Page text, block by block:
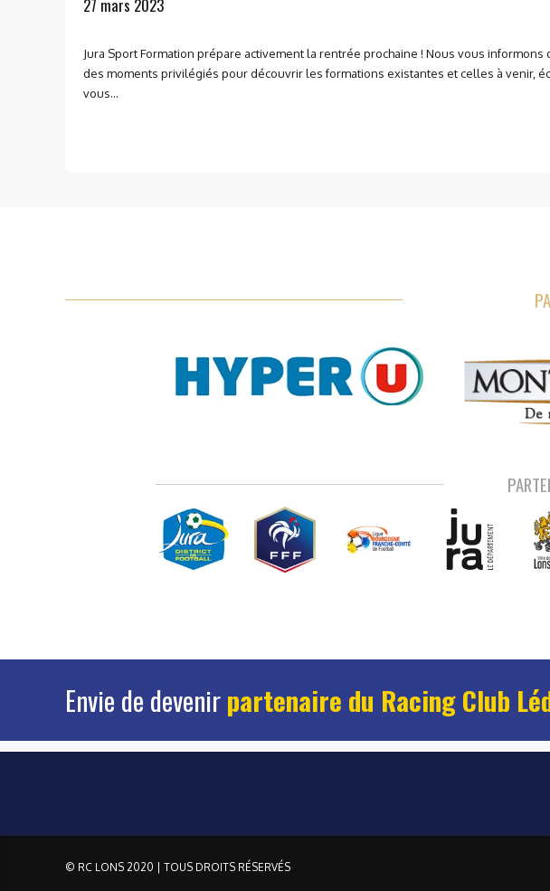
27 mars 2023
Jura Sport Formation prépare activement la rentrée prochaine ! Nous vous
des moments privilégiés pour découvrir les formations existantes et celles à venir,
vous...
Envie de devenirpartenaire du Racing Club
© RC LONS 2020 | TOUS DROITS RÉSERVÉS